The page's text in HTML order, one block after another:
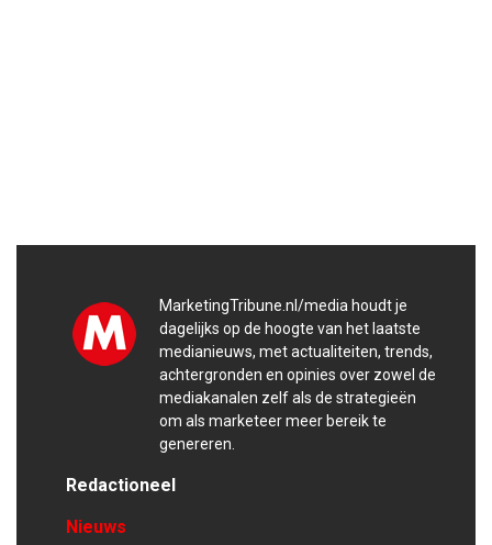
MarketingTribune.nl/media houdt je
dagelijks op de hoogte van het laatste
medianieuws, met actualiteiten, trends,
achtergronden en opinies over zowel de
mediakanalen zelf als de strategieën
om als marketeer meer bereik te
genereren.
Redactioneel
Nieuws